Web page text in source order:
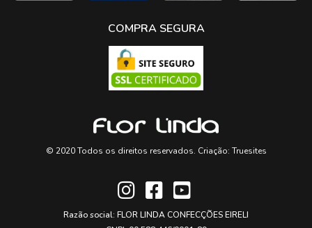
COMPRA SEGURA
© 2020 Todos os direitos reservados. Criação: Truesites
Razão social: FLOR LINDA CONFECÇÕES EIRELI